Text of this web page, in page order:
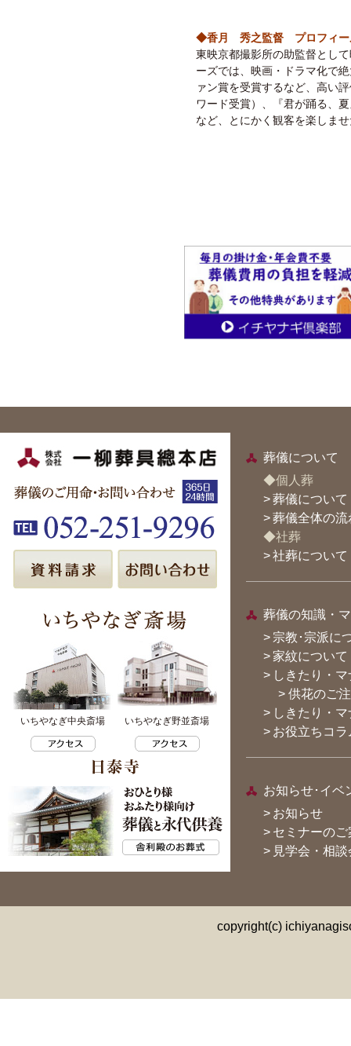
◆香月 秀之監督 プロフィー
東映京都撮影所の助監督とし
ーズでは、映画・ドラマ化で
ァン賞を受賞するなど、高い
ワード受賞）、『君が踊る、
など、とにかく観客を楽しま
いちやなぎ中央斎場 いちやなぎ野並斎場
葬儀について
◆個人葬
>葬儀について
>葬儀全体の流
◆社葬
>社葬について
葬儀の知識・
> 宗教･宗派に
> 家紋について
> しきたり・
> 供花のご
> しきたり・
> お役立ちコラ
お知らせ･イベ
> お知らせ
> セミナーのご
> 見学会・相
copyright(c)